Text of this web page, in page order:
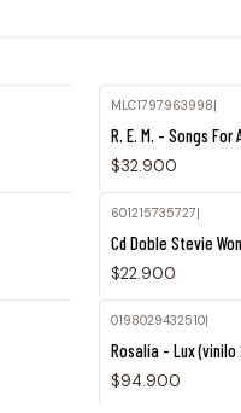
MLC1797963998|
R. E. M. - Songs For
$32.900
601215735727|
Cd Doble Stevie
$22.900
0198029432510
Rosalía - Lux (vinilo
$94.900